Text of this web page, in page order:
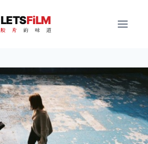
LETSFiLM
胶 片 的 味 道